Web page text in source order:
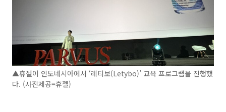
▲휴젤이 인도네시아에서 ‘레티보(Letybo)’ 교육 프로그램을 진행했
다. (사진제공=휴젤)